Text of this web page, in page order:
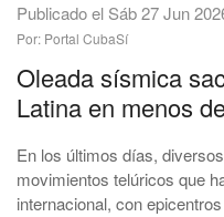
Publicado el Sáb 27 Jun
Por: Portal CubaSí
Oleada sísmica
Latina en menos
En los últimos días,
movimientos telúricos que
internacional, con